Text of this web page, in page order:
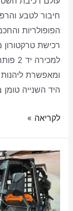
חיבור לטבע
הפופולריות
רכישת טרקטורון
ומאפשרת
היד השנייה
לקריאה »